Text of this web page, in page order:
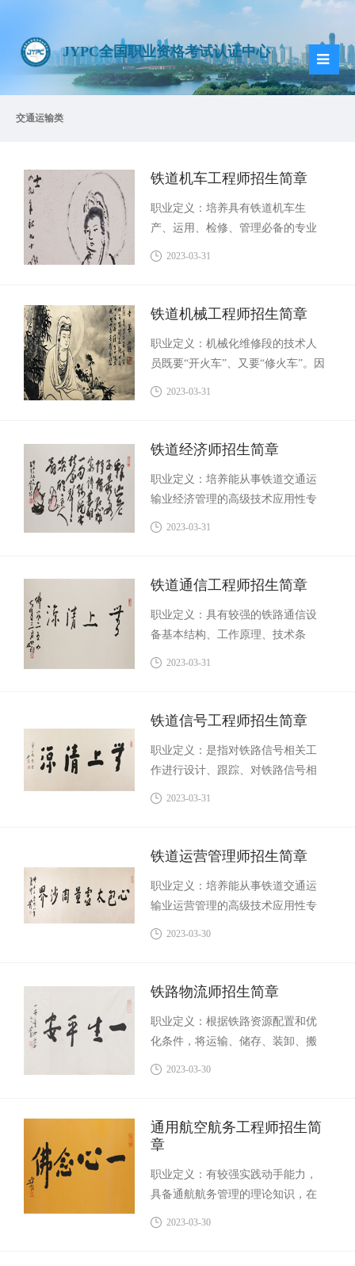
JYPC全国职业资格考试认证中心
交通运输类
铁道机车工程师招生简章
职业定义：培养具有铁道机车生
产、运用、检修、管理必备的专业
性专门人才。从事的主要工作包
2023-03-31
铁道机械工程师招生简章
职业定义：机械化维修段的技术人
员既要“开火车”、又要“修火车”。因
2023-03-31
铁道经济师招生简章
职业定义：培养能从事铁道交通运
输业经济管理的高级技术应用性专
2023-03-31
铁道通信工程师招生简章
职业定义：具有较强的铁路通信设
备基本结构、工作原理、技术条
修等实践技能；具有良好职业道德
位实践能力及新技术学习应用能力
的高端技能型专门人才。
2023-03-31
铁道信号工程师招生简章
职业定义：是指对铁路信号相关工
作进行设计、跟踪、对铁路信号相
2023-03-31
铁道运营管理师招生简章
职业定义：培养能从事铁道交通运
输业运营管理的高级技术应用性专
2023-03-30
铁路物流师招生简章
职业定义：根据铁路资源配置和优
化条件，将运输、储存、装卸、搬
施与控制的过程。铁道物流师是具
有铁道运输专业知识、能力、技
新意识和踏实的工作作风及铁道应
用型专业技术人才。
2023-03-30
通用航空航务工程师招生简
章
职业定义：有较强实践动手能力，
具备通航航务管理的理论知识，在
2023-03-30